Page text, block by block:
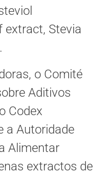
extract, Stevia
o Comité
Aditivos
Codex
a Autoridade
Alimentar
extractos de